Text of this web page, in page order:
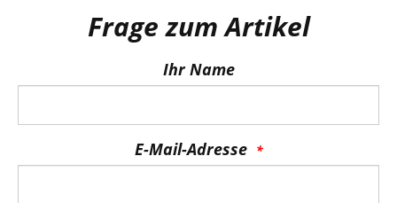
Frage zum Artikel
Ihr Name
E-Mail-Adresse